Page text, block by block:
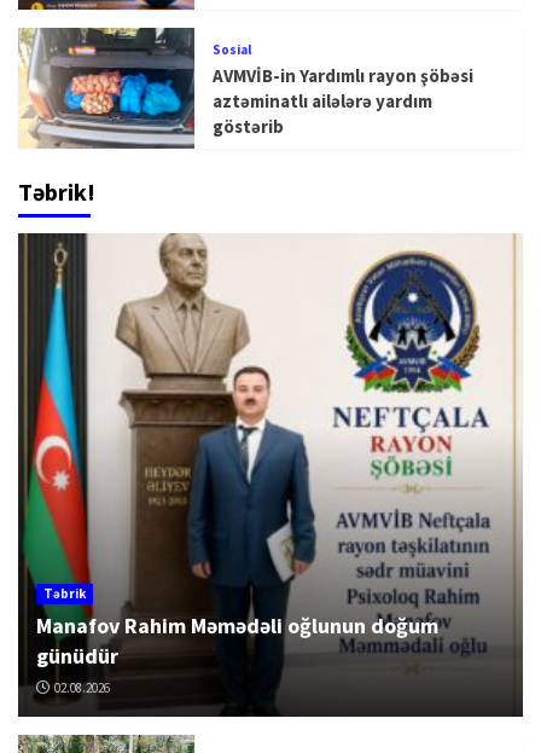
Sosial
AVMVİB-in Yardımlı rayon şöbəsi
aztəminatlı ailələrə yardım
göstərib
Təbrik!
Təbrik
Manafov Rahim Məmədəli oğlunun doğum
günüdür
02.08.2026